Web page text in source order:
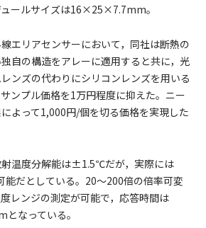
ールサイズは16×25×7.7mm。
エリアセンサーにおいて，同社は断熱の
自の構造をアレーに適用すると共に，光
ンズの代わりにシリコンレンズを用いる
ンプル価格を1万円程度に抑えた。ニー
よって1,000円/個を切る価格を実現した
射温度分解能は±1.5℃だが，実際には
だとしている。20～200倍の倍率可変
レンジの測定が可能で，応答時間は
なっている。